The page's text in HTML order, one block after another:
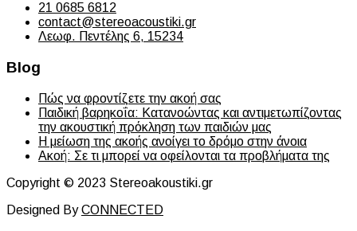
21 0685 6812
contact@stereoacoustiki.gr
Λεωφ. Πεντέλης 6, 15234
Blog
Πώς να φροντίζετε την ακοή σας
Παιδική βαρηκοΐα: Κατανοώντας και αντιμετωπίζοντας
την ακουστική πρόκληση των παιδιών μας
Η μείωση της ακοής ανοίγει το δρόμο στην άνοια
Ακοή: Σε τι μπορεί να οφείλονται τα προβλήματα της
Copyright © 2023 Stereoakoustiki.gr
Designed ByCONNECTED